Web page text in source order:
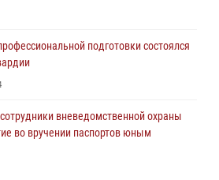
подготовки состоялся
вневедомственной охраны
во вручении паспортов юным